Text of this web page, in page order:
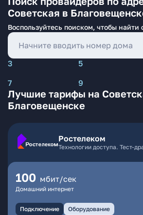
Советская в
Воспользуйтесь поиском, чтобы найти
3 5
7
9
Лучшие тарифы на
Благовещенске
Ростелеком
Технологии доступа. Тест-
100 мбит/сек
Домашний интернет
Подключение Оборудование